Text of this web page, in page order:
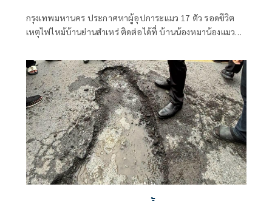
กรุงเทพมหานคร ประกาศหาผู้อุปการะแมว 17 ตัว รอดชีวิต
เหตุไฟไหม้บ้านย่านสำเหร่ ติดต่อได้ที่ บ้านน้องหมาน้องแมว